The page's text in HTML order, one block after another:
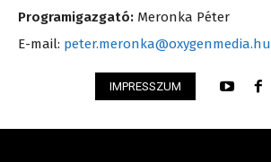
Programigazgató: Meronka Péter
E-mail: peter.meronka@oxygenmedia.hu
IMPRESSZUM